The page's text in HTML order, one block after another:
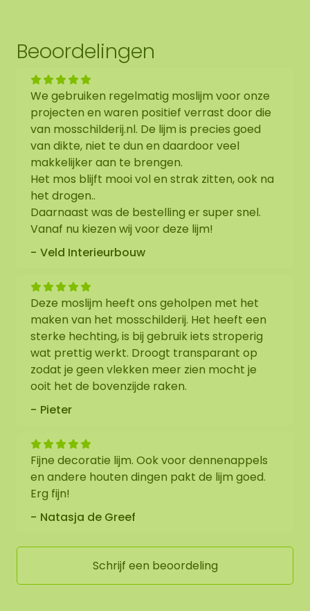
Beoordelingen
We gebruiken regelmatig moslijm voor onze
projecten en waren positief verrast door die
van mosschilderij.nl. De lijm is precies goed
van dikte, niet te dun en daardoor veel
makkelijker aan te brengen.
Het mos blijft mooi vol en strak zitten, ook na
het drogen..
Daarnaast was de bestelling er super snel.
Vanaf nu kiezen wij voor deze lijm!
Veld Interieurbouw
Deze moslijm heeft ons geholpen met het
maken van het mosschilderij. Het heeft een
sterke hechting, is bij gebruik iets stroperig
wat prettig werkt. Droogt transparant op
zodat je geen vlekken meer zien mocht je
ooit het de bovenzijde raken.
Pieter
Fijne decoratie lijm. Ook voor dennenappels
en andere houten dingen pakt de lijm goed.
Erg fijn!
Natasja de Greef
Schrijf een beoordeling